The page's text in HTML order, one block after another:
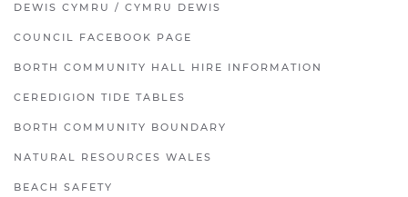
DEWIS CYMRU / CYMRU DEWIS
COUNCIL FACEBOOK PAGE
BORTH COMMUNITY HALL HIRE INFORMATION
CEREDIGION TIDE TABLES
BORTH COMMUNITY BOUNDARY
NATURAL RESOURCES WALES
BEACH SAFETY